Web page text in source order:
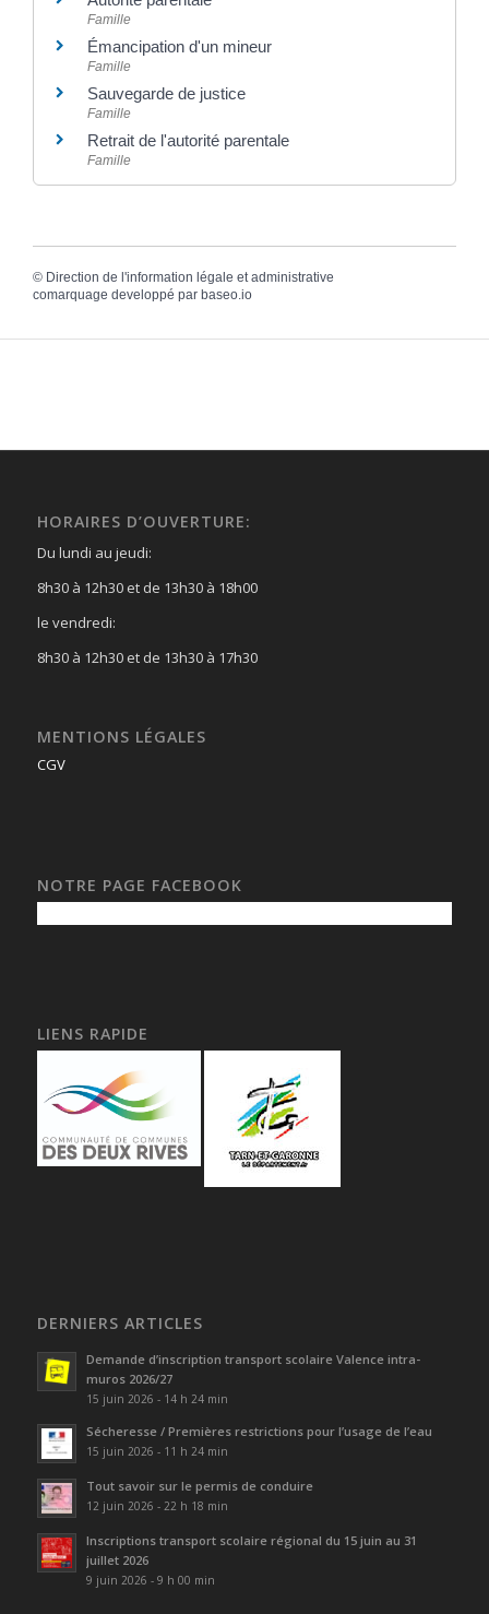
Famille
Émancipation d'un mineur
Famille
Sauvegarde de justice
Famille
Retrait de l'autorité parentale
Famille
© Direction de l'information légale et administrative
comarquage developpé par baseo.io
HORAIRES D’OUVERTURE:
Du lundi au jeudi:
8h30 à 12h30 et de 13h30 à 18h00
le vendredi:
8h30 à 12h30 et de 13h30 à 17h30
MENTIONS LÉGALES
CGV
NOTRE PAGE FACEBOOK
LIENS RAPIDE
DERNIERS ARTICLES
Demande d’inscription transport scolaire Valence intra-
muros 2026/27
15 juin 2026 - 14 h 24 min
Sécheresse / Premières restrictions pour l’usage de l’eau
15 juin 2026 - 11 h 24 min
Tout savoir sur le permis de conduire
12 juin 2026 - 22 h 18 min
Inscriptions transport scolaire régional du 15 juin au 31
juillet 2026
9 juin 2026 - 9 h 00 min